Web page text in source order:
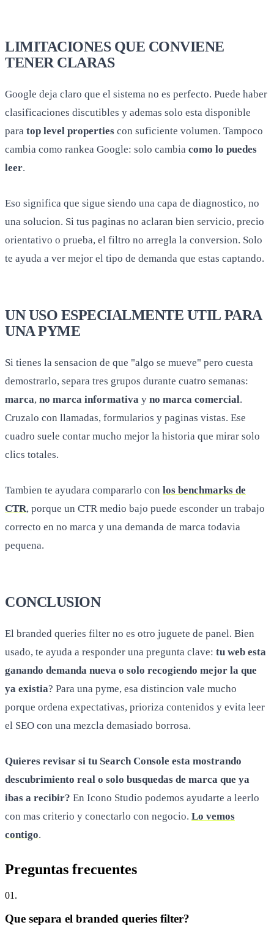
LIMITACIONES QUE CONVIENE
TENER CLARAS
Google deja claro que el sistema no es perfecto. Puede haber
clasificaciones discutibles y ademas solo esta disponible
para top level properties con suficiente volumen. Tampoco
cambia como rankea Google: solo cambia como lo puedes
leer.
Eso significa que sigue siendo una capa de diagnostico, no
una solucion. Si tus paginas no aclaran bien servicio, precio
orientativo o prueba, el filtro no arregla la conversion. Solo
te ayuda a ver mejor el tipo de demanda que estas captando.
UN USO ESPECIALMENTE UTIL PARA
UNA PYME
Si tienes la sensacion de que "algo se mueve" pero cuesta
demostrarlo, separa tres grupos durante cuatro semanas:
marca, no marca informativa y no marca comercial.
Cruzalo con llamadas, formularios y paginas vistas. Ese
cuadro suele contar mucho mejor la historia que mirar solo
clics totales.
Tambien te ayudara compararlo con los benchmarks de
CTR, porque un CTR medio bajo puede esconder un trabajo
correcto en no marca y una demanda de marca todavia
pequena.
CONCLUSION
El branded queries filter no es otro juguete de panel. Bien
usado, te ayuda a responder una pregunta clave: tu web esta
ganando demanda nueva o solo recogiendo mejor la que
ya existia? Para una pyme, esa distincion vale mucho
porque ordena expectativas, prioriza contenidos y evita leer
el SEO con una mezcla demasiado borrosa.
Quieres revisar si tu Search Console esta mostrando
descubrimiento real o solo busquedas de marca que ya
ibas a recibir? En Icono Studio podemos ayudarte a leerlo
con mas criterio y conectarlo con negocio. Lo vemos
contigo.
Preguntas frecuentes
01 .
Que separa el branded queries filter?